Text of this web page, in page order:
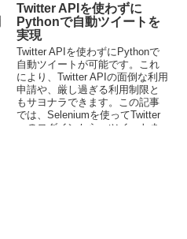
Twitter APIを使わずに
Pythonで自動ツイートを
実現
Twitter APIを使わずにPythonで
自動ツイートが可能です。これ
により、Twitter APIの面倒な利用
申請や、厳し過ぎる利用制限と
もサヨナラできます。この記事
では、Seleniumを使ってTwitter
へのログインから、ツイートま